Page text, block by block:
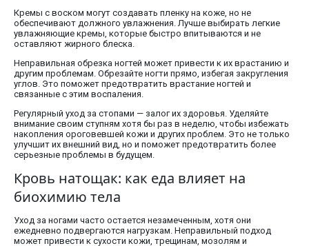
Кремы с воском могут создавать пленку на коже, но не
обеспечивают должного увлажнения. Лучше выбирать легкие
увлажняющие кремы, которые быстро впитываются и не
оставляют жирного блеска.
Неправильная обрезка ногтей может привести к их врастанию и
другим проблемам. Обрезайте ногти прямо, избегая закругления
углов. Это поможет предотвратить врастание ногтей и
связанные с этим воспаления.
Регулярный уход за стопами — залог их здоровья. Уделяйте
внимание своим ступням хотя бы раз в неделю, чтобы избежать
накопления ороговевшей кожи и других проблем. Это не только
улучшит их внешний вид, но и поможет предотвратить более
серьезные проблемы в будущем.
Кровь натощак: как еда влияет на
биохимию тела
Уход за ногами часто остается незамеченным, хотя они
ежедневно подвергаются нагрузкам. Неправильный подход
может привести к сухости кожи, трещинам, мозолям и